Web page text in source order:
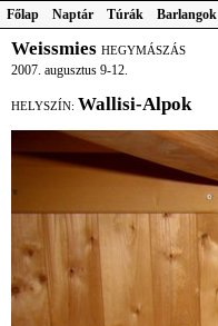
Főlap Naptár Túrák Barlangok
Weissmies HEGYMÁSZÁS
2007. augusztus 9-12.
HELYSZÍN: Wallisi-Alpok